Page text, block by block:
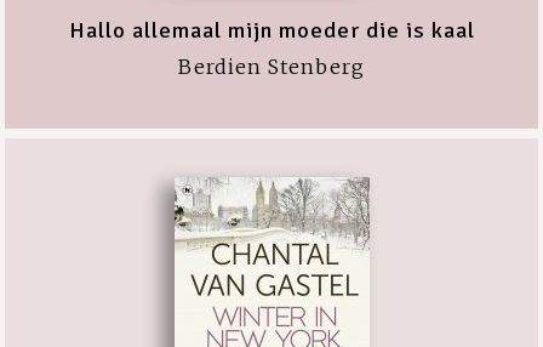
Hallo allemaal mijn moeder die is kaal
Berdien Stenberg